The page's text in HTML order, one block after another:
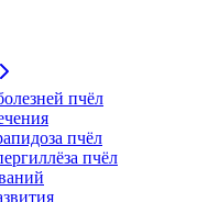
пчёл
пчёл
пчёл